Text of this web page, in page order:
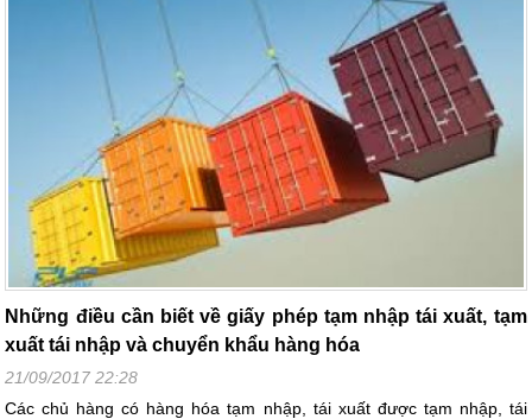
Những điều cần biết về giấy phép tạm nhập tái xuất, tạm
xuất tái nhập và chuyển khẩu hàng hóa
21/09/2017 22:28
Các chủ hàng có hàng hóa tạm nhập, tái xuất được tạm nhập, tái